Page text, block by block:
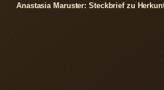
Anastasia Maruster: Steckbrief zu